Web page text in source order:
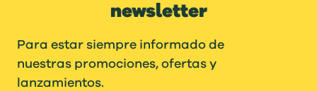
newsletter
Para estar siempre informado de
nuestras promociones, ofertas y
lanzamientos.